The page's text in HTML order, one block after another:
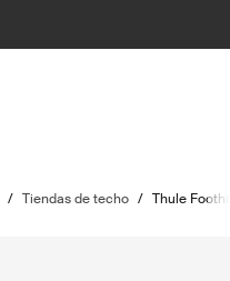
/ Tiendas de techo / Thule